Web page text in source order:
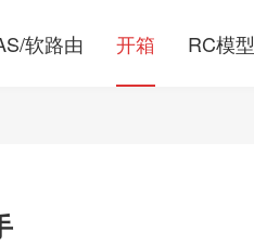
软路由 开箱 RC模型